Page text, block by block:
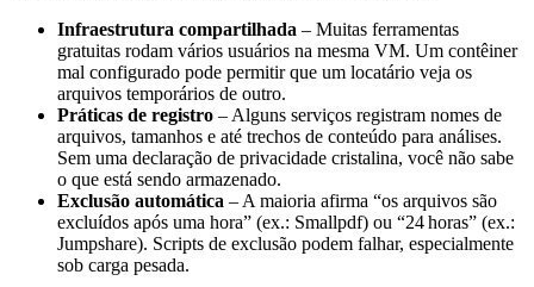
Infraestrutura compartilhada – Muitas ferramentas
gratuitas rodam vários usuários na mesma VM. Um contêiner
mal configurado pode permitir que um locatário veja os
arquivos temporários de outro.
Práticas de registro – Alguns serviços registram nomes de
arquivos, tamanhos e até trechos de conteúdo para análises.
Sem uma declaração de privacidade cristalina, você não sabe
o que está sendo armazenado.
Exclusão automática – A maioria afirma “os arquivos são
excluídos após uma hora” (ex.: Smallpdf) ou “24 horas” (ex.:
Jumpshare). Scripts de exclusão podem falhar, especialmente
sob carga pesada.